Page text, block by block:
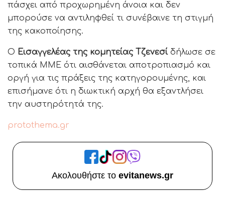
πάσχει από προχωρημένη άνοια και δεν
μπορούσε να αντιληφθεί τι συνέβαινε τη στιγμή
της κακοποίησης.
Ο Εισαγγελέας της κομητείας Τζενεσίδήλωσε σε
τοπικά ΜΜΕ ότι αισθάνεται αποτροπιασμό και
οργή για τις πράξεις της κατηγορουμένης, και
επισήμανε ότι η διωκτική αρχή θα εξαντλήσει
την αυστηρότητά της.
protothema.gr
Ακολουθήστε το evitanews.gr